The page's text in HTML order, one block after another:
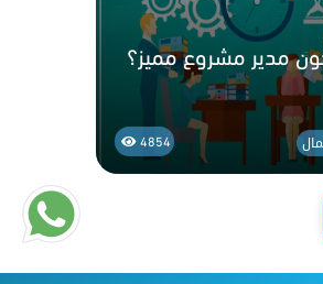
مدير مشروع مميز؟
4854